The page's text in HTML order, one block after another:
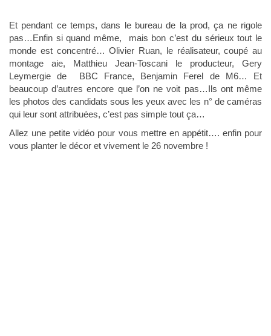
Et pendant ce temps, dans le bureau de la prod, ça ne rigole
pas…Enfin si quand même, mais bon c’est du sérieux tout le
monde est concentré… Olivier Ruan, le réalisateur, coupé au
montage aie, Matthieu Jean-Toscani le producteur, Gery
Leymergie de BBC France, Benjamin Ferel de M6… Et
beaucoup d’autres encore que l’on ne voit pas…Ils ont même
les photos des candidats sous les yeux avec les n° de caméras
qui leur sont attribuées, c’est pas simple tout ça…
Allez une petite vidéo pour vous mettre en appétit…. enfin pour
vous planter le décor et vivement le 26 novembre !